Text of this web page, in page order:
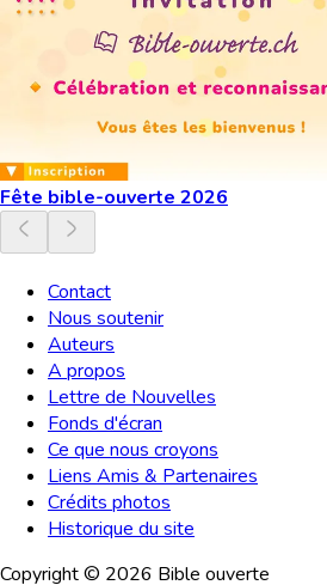
Fête bible-ouverte 2026
Contact
Nous soutenir
Auteurs
A propos
Lettre de Nouvelles
Fonds d'écran
Ce que nous croyons
Liens Amis & Partenaires
Crédits photos
Historique du site
Copyright © 2026 Bible ouverte